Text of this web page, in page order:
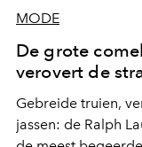
MODE
De grote
verovert de
Gebreide truien,
jassen: de Ralph